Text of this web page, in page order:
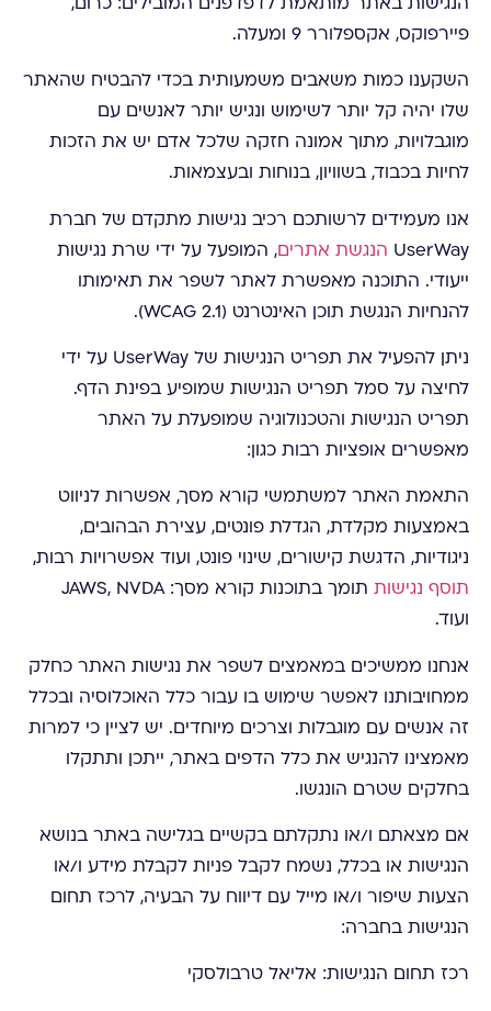
הנגישות באתר מותאמת לדפדפנים המובילים: כרום,
פיירפוקס, אקספלורר 9 ומעלה.
השקענו כמות משאבים משמעותית בכדי להבטיח שהאתר
שלו יהיה קל יותר לשימוש ונגיש יותר לאנשים עם
מוגבלויות, מתוך אמונה חזקה שלכל אדם יש את הזכות
לחיות בכבוד, בשוויון, בנוחות ובעצמאות.
אנו מעמידים לרשותכם רכיב נגישות מתקדם של חברת
UserWay הנגשת אתרים, המופעל על ידי שרת נגישות
ייעודי. התוכנה מאפשרת לאתר לשפר את תאימותו
להנחיות הנגשת תוכן האינטרנט (WCAG 2.1).
ניתן להפעיל את תפריט הנגישות של UserWay על ידי
לחיצה על סמל תפריט הנגישות שמופיע בפינת הדף.
תפריט הנגישות והטכנולוגיה שמופעלת על האתר
מאפשרים אופציות רבות כגון:
התאמת האתר למשתמשי קורא מסך, אפשרות לניווט
באמצעות מקלדת, הגדלת פונטים, עצירת הבהובים,
ניגודיות, הדגשת קישורים, שינוי פונט, ועוד אפשרויות רבות,
תוסף נגישות
ועוד.
אנחנו ממשיכים במאמצים לשפר את נגישות האתר כחלק
ממחויבותנו לאפשר שימוש בו עבור כלל האוכלוסיה ובכלל
זה אנשים עם מוגבלות וצרכים מיוחדים. יש לציין כי למרות
מאמצינו להנגיש את כלל הדפים באתר, ייתכן ותתקלו
בחלקים שטרם הונגשו.
אם מצאתם ו/או נתקלתם בקשיים בגלישה באתר בנושא
הנגישות או בכלל, נשמח לקבל פניות לקבלת מידע ו/או
הצעות שיפור ו/או מייל עם דיווח על הבעיה, לרכז תחום
הנגישות בחברה:
רכז תחום הנגישות: אליאל טרבולסקי